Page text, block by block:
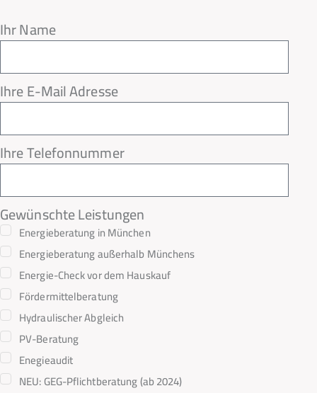
Ihr Name
Ihre E-Mail Adresse
Ihre Telefonnummer
Gewünschte Leistungen
Energieberatung in München
Energieberatung außerhalb Münchens
Energie-Check vor dem Hauskauf
Fördermittelberatung
Hydraulischer Abgleich
PV-Beratung
Enegieaudit
NEU: GEG-Pflichtberatung (ab 2024)